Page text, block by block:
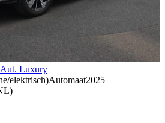
Luxury
elektrisch)Automaat2025